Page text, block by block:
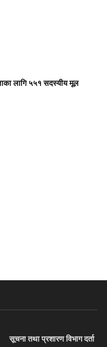
लागि ५५१ सदस्यीय मूल
सूचना तथा प्रशारण विभाग दर्ता